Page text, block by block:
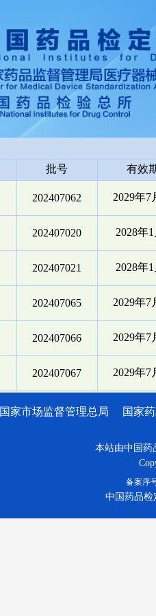
批号 有效
202407062 2029年7
202407020 2028年1
202407021 2028年1
202407065 2029年7
202407066 2029年7
202407067 2029年7
国家市场监督管理总局 国家
本站由中国药
备案序
中国药品检